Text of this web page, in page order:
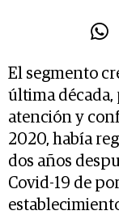
El segmento
última década,
atención y
2020, había
dos años
Covid-19 de